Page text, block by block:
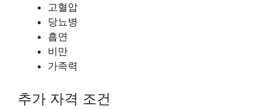
고혈압
당뇨병
흡연
비만
가족력
추가 자격 조건